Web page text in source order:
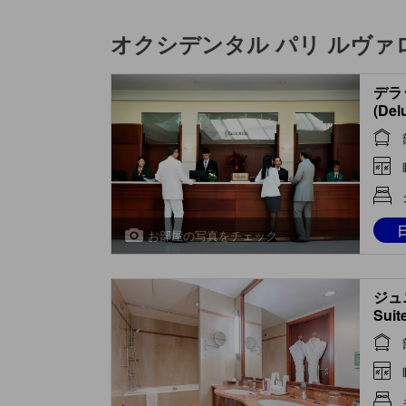
オクシデンタル パリ ルヴァ
お部屋の写真をチェック
デ
ジ